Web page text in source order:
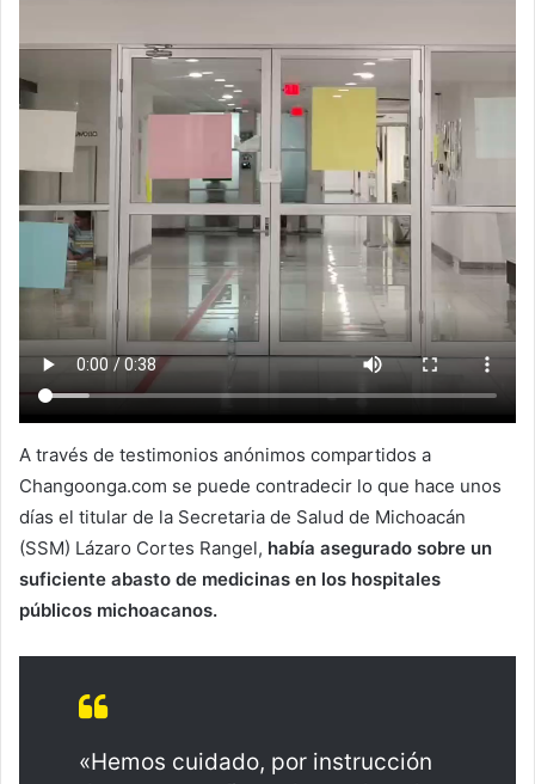
A través de testimonios anónimos compartidos a
Changoonga.com se puede contradecir lo que hace unos
días el titular de la Secretaria de Salud de Michoacán
(SSM) Lázaro Cortes Rangel, había asegurado sobre un
suficiente abasto de medicinas en los hospitales
públicos michoacanos.
«Hemos cuidado, por instrucción